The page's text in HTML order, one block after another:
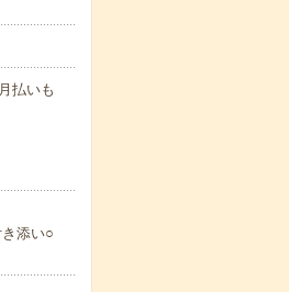
払いも
添い○